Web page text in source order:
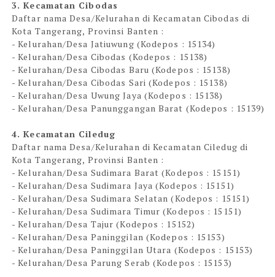
3. Kecamatan Cibodas
Daftar nama Desa/Kelurahan di Kecamatan Cibodas di
Kota Tangerang, Provinsi Banten :
- Kelurahan/Desa Jatiuwung (Kodepos : 15134)
- Kelurahan/Desa Cibodas (Kodepos : 15138)
- Kelurahan/Desa Cibodas Baru (Kodepos : 15138)
- Kelurahan/Desa Cibodas Sari (Kodepos : 15138)
- Kelurahan/Desa Uwung Jaya (Kodepos : 15138)
- Kelurahan/Desa Panunggangan Barat (Kodepos : 15139)
4. Kecamatan Ciledug
Daftar nama Desa/Kelurahan di Kecamatan Ciledug di
Kota Tangerang, Provinsi Banten :
- Kelurahan/Desa Sudimara Barat (Kodepos : 15151)
- Kelurahan/Desa Sudimara Jaya (Kodepos : 15151)
- Kelurahan/Desa Sudimara Selatan (Kodepos : 15151)
- Kelurahan/Desa Sudimara Timur (Kodepos : 15151)
- Kelurahan/Desa Tajur (Kodepos : 15152)
- Kelurahan/Desa Paninggilan (Kodepos : 15153)
- Kelurahan/Desa Paninggilan Utara (Kodepos : 15153)
- Kelurahan/Desa Parung Serab (Kodepos : 15153)